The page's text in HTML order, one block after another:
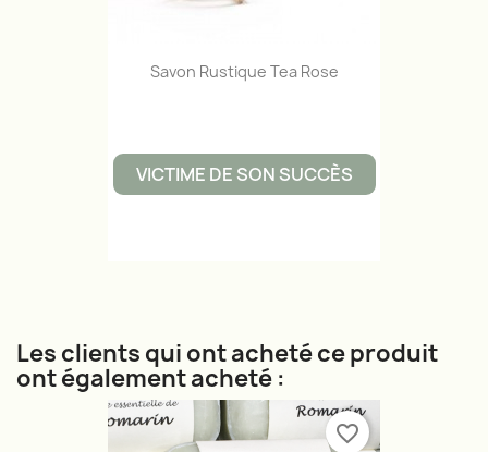
Savon Rustique Tea Rose
VICTIME DE SON SUCCÈS
Les clients qui ont acheté ce produit
ont également acheté :
favorite_border